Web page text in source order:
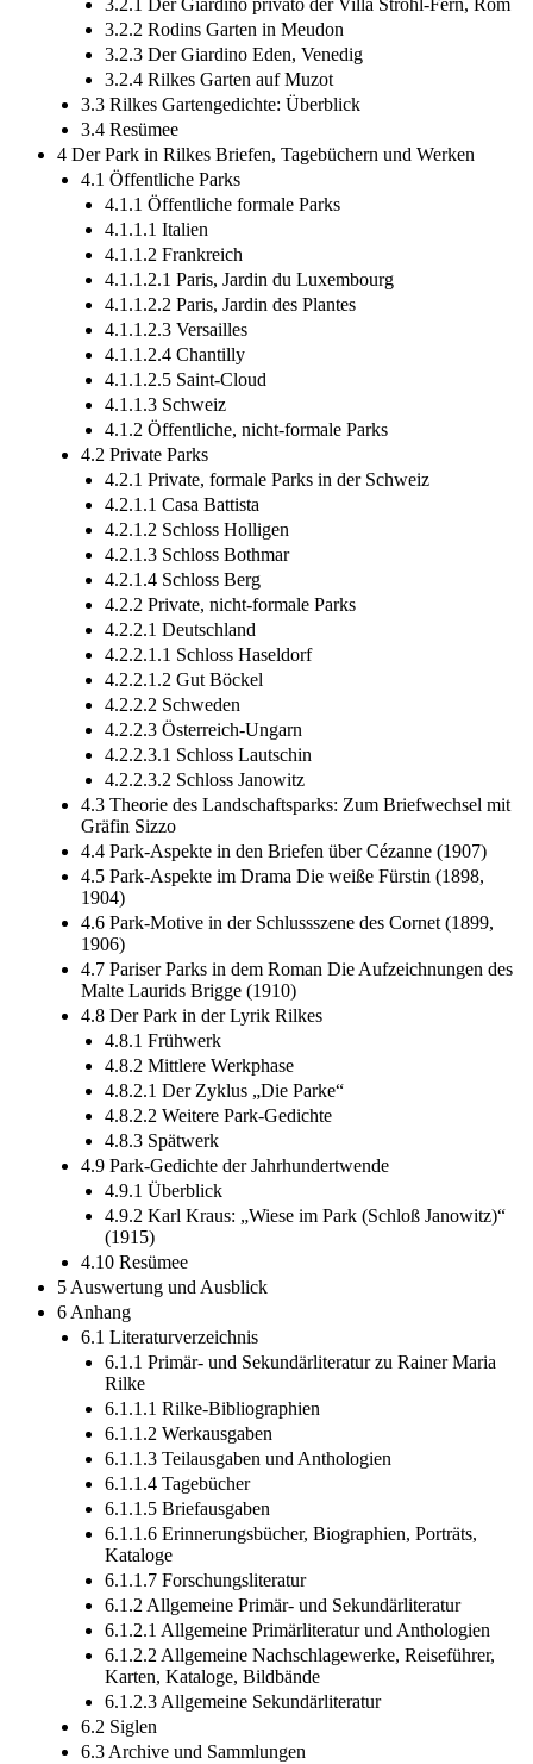
3.2.1 Der Giardino privato der Villa Strohl-­Fern, Rom
3.2.2 Rodins Garten in Meudon
3.2.3 Der Giardino Eden, Venedig
3.2.4 Rilkes Garten auf Muzot
3.3 Rilkes Gartengedichte: Überblick
3.4 Resümee
4 Der Park in Rilkes Briefen, Tagebüchern und Werken
4.1 Öffentliche Parks
4.1.1 Öffentliche formale Parks
4.1.1.1 Italien
4.1.1.2 Frankreich
4.1.1.2.1 Paris, Jardin du Luxembourg
4.1.1.2.2 Paris, Jardin des Plantes
4.1.1.2.3 Versailles
4.1.1.2.4 Chantilly
4.1.1.2.5 Saint-­Cloud
4.1.1.3 Schweiz
4.1.2 Öffentliche, nicht-­formale Parks
4.2 Private Parks
4.2.1 Private, formale Parks in der Schweiz
4.2.1.1 Casa Battista
4.2.1.2 Schloss Holligen
4.2.1.3 Schloss Bothmar
4.2.1.4 Schloss Berg
4.2.2 Private, nicht-­formale Parks
4.2.2.1 Deutschland
4.2.2.1.1 Schloss Haseldorf
4.2.2.1.2 Gut Böckel
4.2.2.2 Schweden
4.2.2.3 Österreich-­Ungarn
4.2.2.3.1 Schloss Lautschin
4.2.2.3.2 Schloss Janowitz
4.3 Theorie des Landschaftsparks: Zum Briefwechsel mit
Gräfin Sizzo
4.4 Park-­Aspekte in den Briefen über Cézanne (1907)
4.5 Park-­Aspekte im Drama Die weiße Fürstin (1898,
1904)
4.6 Park-­Motive in der Schlussszene des Cornet (1899,
1906)
4.7 Pariser Parks in dem Roman Die Aufzeichnungen des
Malte Laurids Brigge (1910)
4.8 Der Park in der Lyrik Rilkes
4.8.1 Frühwerk
4.8.2 Mittlere Werkphase
4.8.2.1 Der Zyklus „Die Parke“
4.8.2.2 Weitere Park-­Gedichte
4.8.3 Spätwerk
4.9 Park-­Gedichte der Jahrhundertwende
4.9.1 Überblick
4.9.2 Karl Kraus: „Wiese im Park (Schloß Janowitz)“
(1915)
4.10 Resümee
5 Auswertung und Ausblick
6 Anhang
6.1 Literaturverzeichnis
6.1.1 Primär-­ und Sekundärliteratur zu Rainer Maria
Rilke
6.1.1.1 Rilke-­Bibliographien
6.1.1.2 Werkausgaben
6.1.1.3 Teilausgaben und Anthologien
6.1.1.4 Tagebücher
6.1.1.5 Briefausgaben
6.1.1.6 Erinnerungsbücher, Biographien, Porträts,
Kataloge
6.1.1.7 Forschungsliteratur
6.1.2 Allgemeine Primär-­ und Sekundärliteratur
6.1.2.1 Allgemeine Primärliteratur und Anthologien
6.1.2.2 Allgemeine Nachschlagewerke, Reiseführer,
Karten, Kataloge, Bildbände
6.1.2.3 Allgemeine Sekundärliteratur
6.2 Siglen
6.3 Archive und Sammlungen